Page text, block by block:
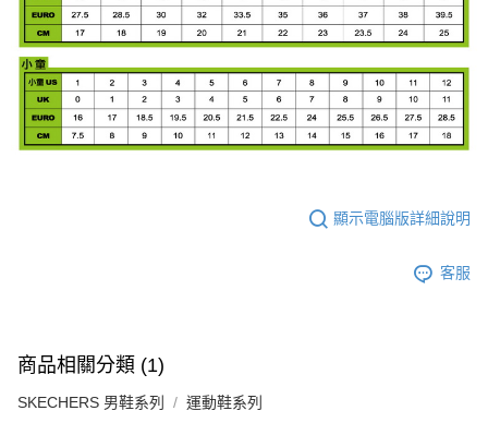
顯示電腦版詳細說明
客服
商品相關分類 (1)
SKECHERS 男鞋系列 運動鞋系列